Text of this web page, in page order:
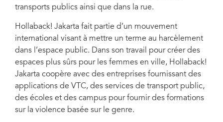
transports publics ainsi que dans la rue.
Hollaback! Jakarta fait partie d’un mouvement
international visant à mettre un terme au harcèlement
dans l’espace public. Dans son travail pour créer des
espaces plus sûrs pour les femmes en ville, Hollaback!
Jakarta coopère avec des entreprises fournissant des
applications de VTC, des services de transport public,
des écoles et des campus pour fournir des formations
sur la violence basée sur le genre.